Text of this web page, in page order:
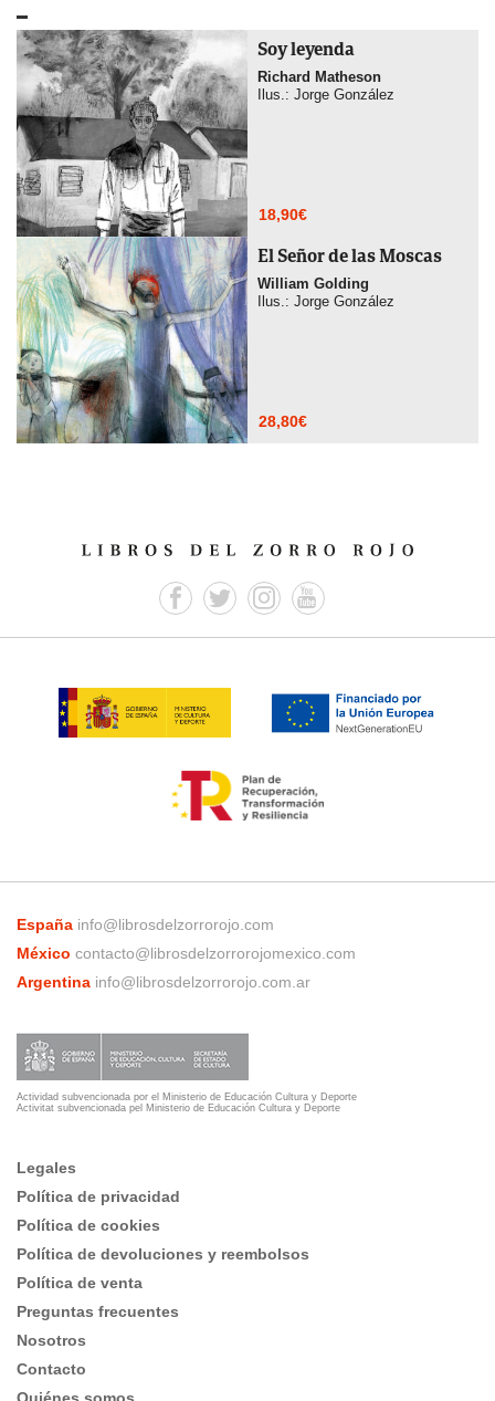
Soy leyenda
Richard Matheson
Ilus.: Jorge González
18,90€
El Señor de las Moscas
William Golding
Ilus.: Jorge González
28,80€
España info@librosdelzorrorojo.com
México contacto@librosdelzorrorojomexico.com
Argentina info@librosdelzorrorojo.com.ar
Actividad subvencionada por el Ministerio de Educación Cultura y Deporte
Activitat subvencionada pel Ministerio de Educación Cultura y Deporte
Legales
Política de privacidad
Política de cookies
Política de devoluciones y reembolsos
Política de venta
Preguntas frecuentes
Nosotros
Contacto